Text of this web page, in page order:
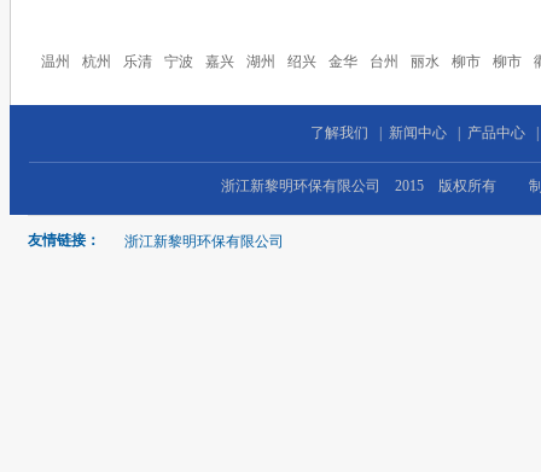
温州 杭州 乐清 宁波 嘉兴 湖州 绍兴 金华 台州 丽水 柳市 柳市
了解我们 新闻中心| 产品中心
浙江新黎明环保有限公司 2015 版权所有 制
友情链接： 浙江新黎明环保有限公司